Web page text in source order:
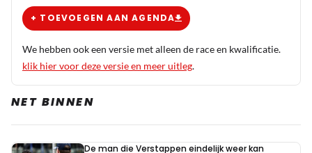
Je gaat me niet vertellen dat daar onderling is
afgesproken wie kampioen mag worden. Die twee hoeven
elkaar maar ergens aan te tikken in the heat of the
moment en de strijd is weer helemaal open.
John Van Den Elshout
Verder dan open, dan is het aan Mclaren om punten
+ TOEVOEGEN AAN AGENDA
We hebben ook een versie met alleen de race en kwalificatie.
klik hier voor deze versie en meer uitleg.
NET BINNEN
De man die Verstappen eindelijk weer kan